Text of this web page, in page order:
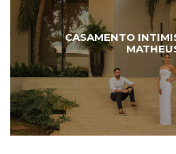
CASAMENTO